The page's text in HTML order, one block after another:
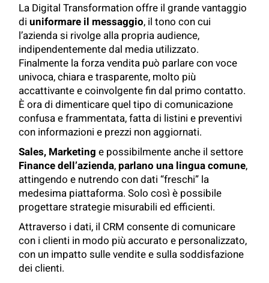
La Digital Transformation offre il grande vantaggio
diuniformare il messaggio, il tono con cui
l’azienda si rivolge alla propria audience,
indipendentemente dal media utilizzato.
Finalmente la forza vendita può parlare con voce
univoca, chiara e trasparente, molto più
accattivante e coinvolgente fin dal primo contatto.
È ora di dimenticare quel tipo di comunicazione
confusa e frammentata, fatta di listini e preventivi
con informazioni e prezzi non aggiornati.
Sales, Marketing e possibilmente anche il settore
Financedell’azienda, parlano una lingua comune,
attingendo e nutrendo con dati “freschi” la
medesima piattaforma. Solo così è possibile
progettare strategie misurabili ed efficienti.
Attraverso i dati, il CRM consente di comunicare
con i clienti in modo più accurato e personalizzato,
con un impatto sulle vendite e sulla soddisfazione
dei clienti.